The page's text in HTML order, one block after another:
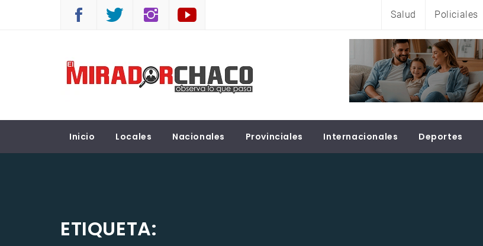
Salud Policiales
EL MIRADOR CHACO
Inicio Locales Nacionales Provinciales Internacionales Deportes
ETIQUETA: